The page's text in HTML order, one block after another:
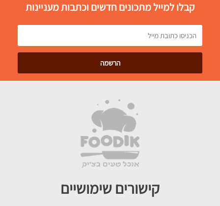
קבלו למייל מתכונים חדשים וכתבות מעניינות
קישורים שימושיים